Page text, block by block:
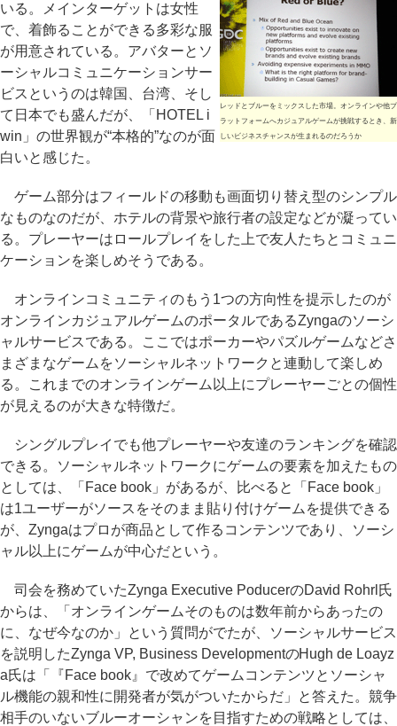
レッドとブルーをミックスした市場。オンラインや他プ
ラットフォームへカジュアルゲームが挑戦するとき、新
しいビジネスチャンスが生まれるのだろうか
いる。メインターゲットは女性
で、着飾ることができる多彩な服
が用意されている。アバターとソ
ーシャルコミュニケーションサー
ビスというのは韓国、台湾、そし
て日本でも盛んだが、「HOTEL i
win」の世界観が“本格的”なのが面
白いと感じた。
ゲーム部分はフィールドの移動も画面切り替え型のシンプル
なものなのだが、ホテルの背景や旅行者の設定などが凝ってい
る。プレーヤーはロールプレイをした上で友人たちとコミュニ
ケーションを楽しめそうである。
オンラインコミュニティのもう1つの方向性を提示したのが
オンラインカジュアルゲームのポータルであるZyngaのソーシ
ャルサービスである。ここではポーカーやパズルゲームなどさ
まざまなゲームをソーシャルネットワークと連動して楽しめ
る。これまでのオンラインゲーム以上にプレーヤーごとの個性
が見えるのが大きな特徴だ。
シングルプレイでも他プレーヤーや友達のランキングを確認
できる。ソーシャルネットワークにゲームの要素を加えたもの
としては、「Face book」があるが、比べると「Face book」
は1ユーザーがソースをそのまま貼り付けゲームを提供できる
が、Zyngaはプロが商品として作るコンテンツであり、ソーシ
ャル以上にゲームが中心だという。
司会を務めていたZynga Executive PoducerのDavid Rohrl氏
からは、「オンラインゲームそのものは数年前からあったの
に、なぜ今なのか」という質問がでたが、ソーシャルサービス
を説明したZynga VP, Business DevelopmentのHugh de Loayz
a氏は「『Face book』で改めてゲームコンテンツとソーシャ
ル機能の親和性に開発者が気がついたからだ」と答えた。競争
相手のいないブルーオーシャンを目指すための戦略としては、